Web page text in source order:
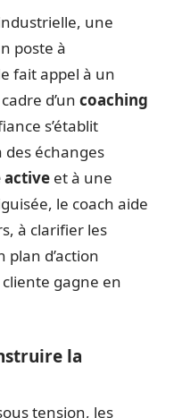
une
poste à
fait appel à un
d’un coaching
s’établit
échanges
active et à une
le coach aide
à clarifier les
d’action
gagne en
la
tension, les